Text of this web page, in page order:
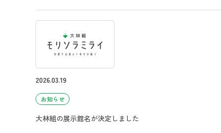
2026.03.19
お知らせ
大林組の展示館名が決定しました